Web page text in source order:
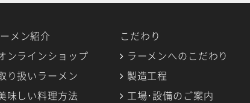
メン紹介
ンラインショップ
り扱いラーメン
味しい料理方法
こだわり
ラーメンへのこだわり
製造工程
工場･設備のご案内